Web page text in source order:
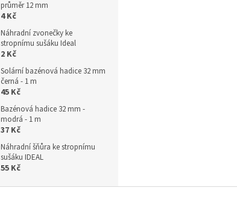
průměr 12 mm
4 Kč
Náhradní zvonečky ke
stropnímu sušáku Ideal
2 Kč
Solární bazénová hadice 32 mm
černá - 1 m
45 Kč
Bazénová hadice 32 mm -
modrá - 1 m
37 Kč
Náhradní šňůra ke stropnímu
sušáku IDEAL
55 Kč